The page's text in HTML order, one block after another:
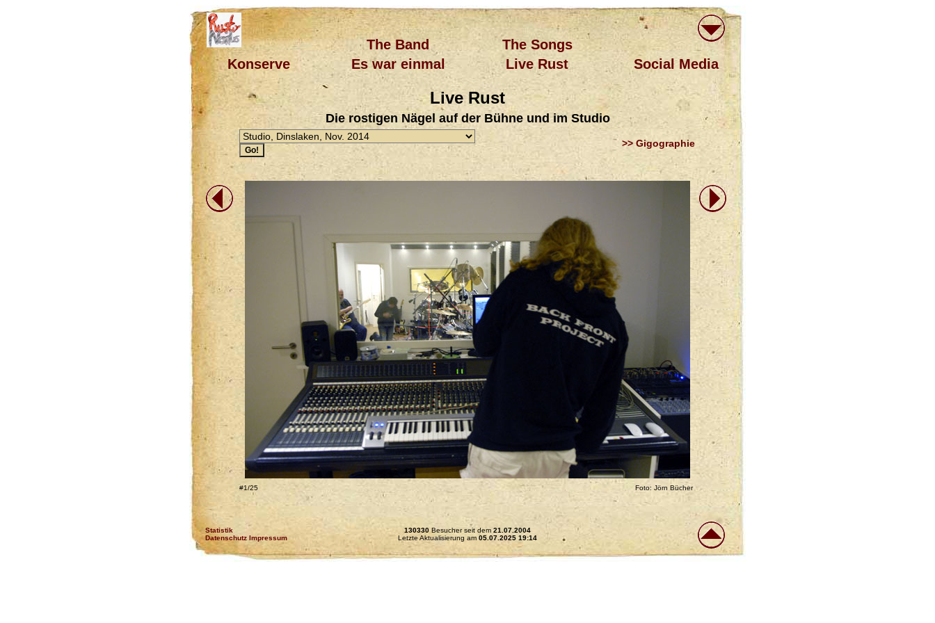
The Band
The Songs
Konserve
Es war einmal Live Rust Social Media
Live Rust
Die rostigen Nägel auf der Bühne und im Studio
>> Gigographie
#1/25 Foto: Jörn Bücher
Statistik
Datenschutz Impressum
130330 Besucher seit dem 21.07.2004
Letzte Aktualisierung am 05.07.2025 19:14